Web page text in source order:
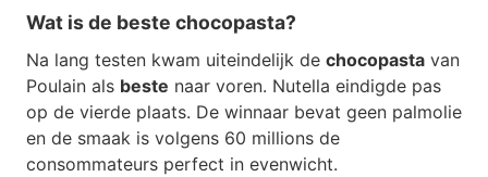
Wat is de beste chocopasta?
Na lang testen kwam uiteindelijk de chocopasta van
Poulain als beste naar voren. Nutella eindigde pas
op de vierde plaats. De winnaar bevat geen palmolie
en de smaak is volgens 60 millions de
consommateurs perfect in evenwicht.